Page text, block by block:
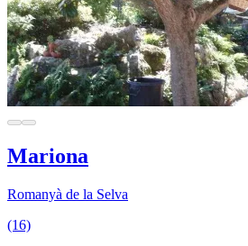
Mariona
Romanyà de la Selva
(16)